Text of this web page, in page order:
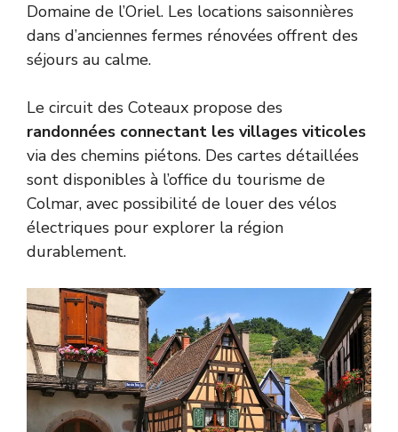
Domaine de l’Oriel. Les locations saisonnières
dans d’anciennes fermes rénovées offrent des
séjours au calme.
Le circuit des Coteaux propose des
randonnées connectant les villages viticoles
via des chemins piétons. Des cartes détaillées
sont disponibles à l’office du tourisme de
Colmar, avec possibilité de louer des vélos
électriques pour explorer la région
durablement.